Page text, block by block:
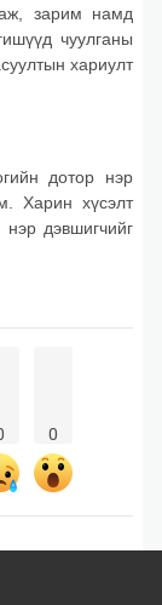
зарим намд
чуулганы
хариулт
дотор нэр
Харин хүсэлт
дэвшигчийг
0